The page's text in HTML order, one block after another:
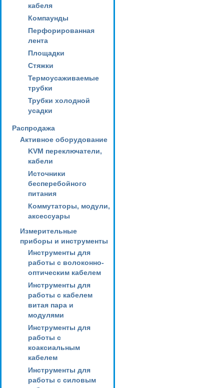
кабеля
Компаунды
Перфорированная
лента
Площадки
Стяжки
Термоусаживаемые
трубки
Трубки холодной
усадки
Распродажа
Активное оборудование
KVM переключатели,
кабели
Источники
бесперебойного
питания
Коммутаторы, модули,
аксессуары
Измерительные
приборы и инструменты
Инструменты для
работы с волоконно-
оптическим кабелем
Инструменты для
работы с кабелем
витая пара и
модулями
Инструменты для
работы с
коаксиальным
кабелем
Инструменты для
работы с силовым